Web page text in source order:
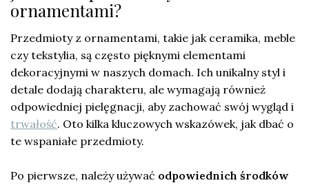
ornamentami?
Przedmioty z ornamentami, takie jak ceramika, meble
czy tekstylia, są często pięknymi elementami
dekoracyjnymi w naszych domach. Ich unikalny styl i
detale dodają charakteru, ale wymagają również
odpowiedniej pielęgnacji, aby zachować swój wygląd i
trwałość. Oto kilka kluczowych wskazówek, jak dbać o
te wspaniałe przedmioty.
Po pierwsze, należy używać odpowiednich środków